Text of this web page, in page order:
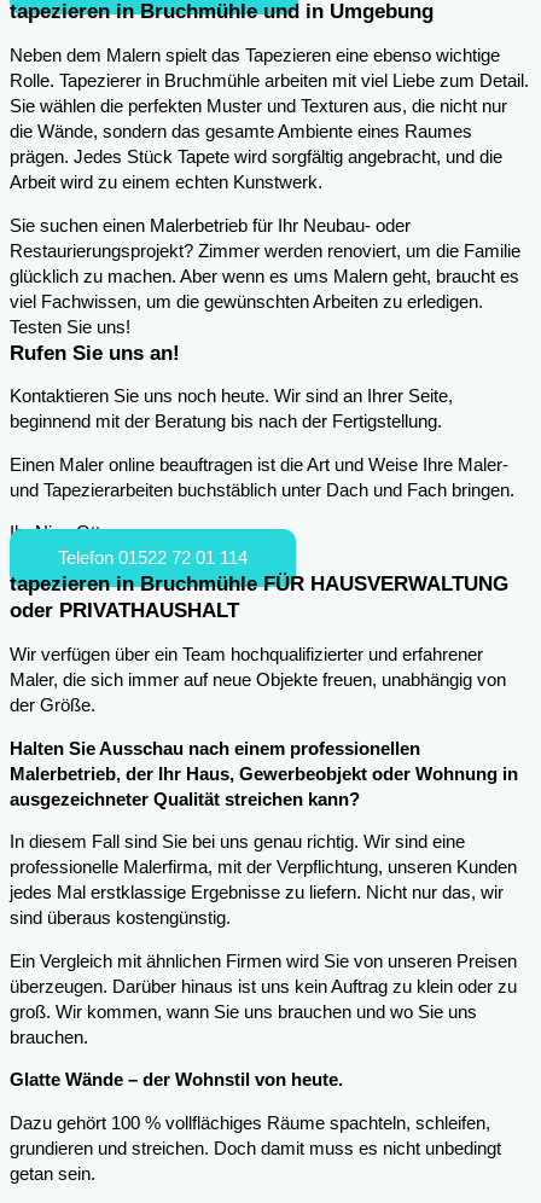
tapezieren in Bruchmühle und in Umgebung
Neben dem Malern spielt das Tapezieren eine ebenso wichtige
Rolle. Tapezierer in Bruchmühle arbeiten mit viel Liebe zum Detail.
Sie wählen die perfekten Muster und Texturen aus, die nicht nur
die Wände, sondern das gesamte Ambiente eines Raumes
prägen. Jedes Stück Tapete wird sorgfältig angebracht, und die
Arbeit wird zu einem echten Kunstwerk.
Sie suchen einen Malerbetrieb für Ihr Neubau- oder
Restaurierungsprojekt? Zimmer werden renoviert, um die Familie
glücklich zu machen. Aber wenn es ums Malern geht, braucht es
viel Fachwissen, um die gewünschten Arbeiten zu erledigen.
Testen Sie uns!
Rufen Sie uns an!
Kontaktieren Sie uns noch heute. Wir sind an Ihrer Seite,
beginnend mit der Beratung bis nach der Fertigstellung.
Einen Maler online beauftragen ist die Art und Weise Ihre Maler-
und Tapezierarbeiten buchstäblich unter Dach und Fach bringen.
Ihr Nico Otto
Telefon 01522 72 01 114
tapezieren in Bruchmühle FÜR HAUSVERWALTUNG
oder PRIVATHAUSHALT
Wir verfügen über ein Team hochqualifizierter und erfahrener
Maler, die sich immer auf neue Objekte freuen, unabhängig von
der Größe.
Halten Sie Ausschau nach einem professionellen
Malerbetrieb, der Ihr Haus, Gewerbeobjekt oder Wohnung in
ausgezeichneter Qualität streichen kann?
In diesem Fall sind Sie bei uns genau richtig. Wir sind eine
professionelle Malerfirma, mit der Verpflichtung, unseren Kunden
jedes Mal erstklassige Ergebnisse zu liefern. Nicht nur das, wir
sind überaus kostengünstig.
Ein Vergleich mit ähnlichen Firmen wird Sie von unseren Preisen
überzeugen. Darüber hinaus ist uns kein Auftrag zu klein oder zu
groß. Wir kommen, wann Sie uns brauchen und wo Sie uns
brauchen.
Glatte Wände – der Wohnstil von heute.
Dazu gehört 100 % vollflächiges Räume spachteln, schleifen,
grundieren und streichen. Doch damit muss es nicht unbedingt
getan sein.